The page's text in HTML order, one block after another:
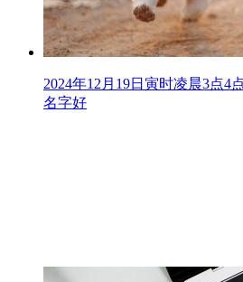
2024年12月19日寅时凌晨3点4
名字好